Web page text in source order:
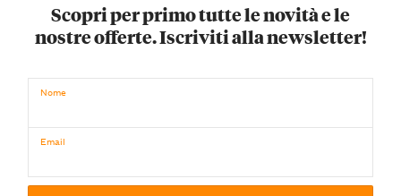
Scopri per primo tutte le novità e le
nostre offerte. Iscriviti alla newsletter!
Nome
Email